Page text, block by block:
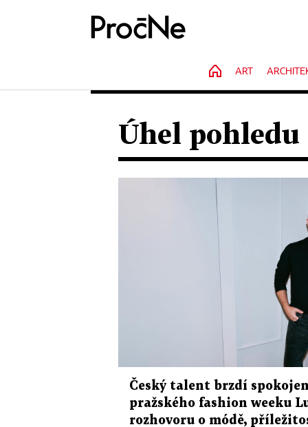
HOME
ART
Úhel pohledu
Český talent brzdí
pražského fashion weeku
rozhovoru o módě,